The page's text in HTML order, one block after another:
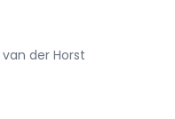
der Horst